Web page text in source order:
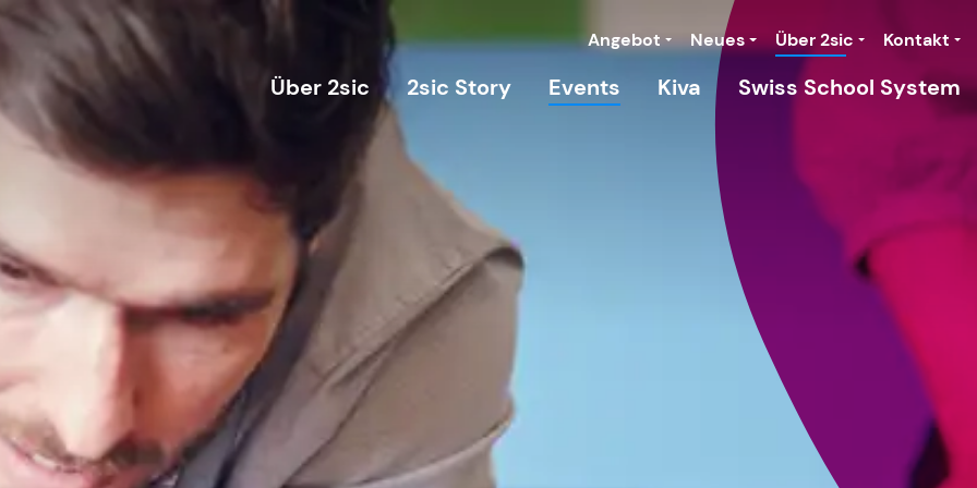
Angebot Neues Über 2sic Kontakt
Über 2sic 2sic Story Events Kiva Swiss School System